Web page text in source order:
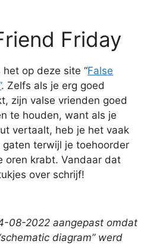
Friday
het op deze site “False
. Zelfs als je erg goed
zijn valse vrienden goed
te houden, want als je
vertaalt, heb je het vaak
terwijl je toehoorder
oren krabt. Vandaar dat
over schrijf!
08-2022 aangepast omdat
diagram” werd